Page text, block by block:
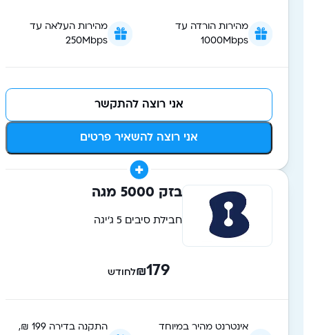
מהירות הורדה עד
1000Mbps
מהירות העלאה עד
250Mbps
אני רוצה להשאיר פרטים
אני רוצה להתקשר
בזק 5000 מגה
חבילת סיבים 5 ג'יגה
179
₪לחודש
אינטרנט מהיר במיוחד
התקנה בדירה 199 ₪,